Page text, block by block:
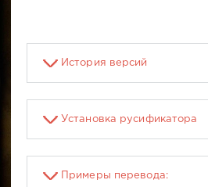
История версий
Установка русификатора
Примеры перевода: